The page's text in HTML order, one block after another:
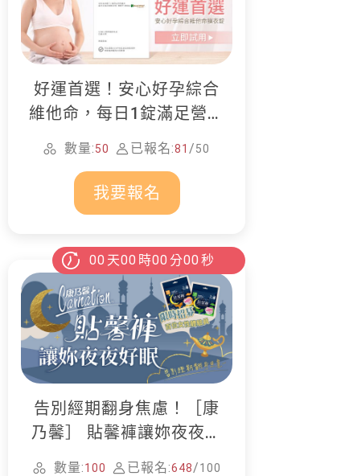
好運首選！安心好孕綜合
維他命，每日1錠滿足營養
所需
數量:50 已報名:81 /50
我要報名
00 天00 時00 分00 秒
告別經期翻身焦慮！［康
乃馨］ 貼馨褲讓妳夜夜好
數量:100 已報名:648/100